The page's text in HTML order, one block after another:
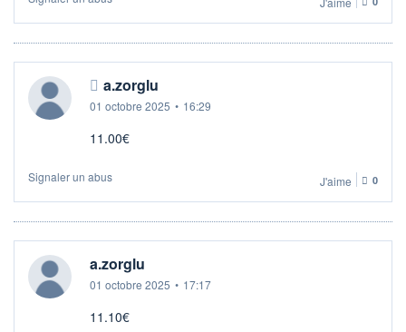
a.zorglu
01 octobre 2025 • 16:29
11.00€
Signaler un abus J'aime 0
a.zorglu
01 octobre 2025 • 17:17
11.10€